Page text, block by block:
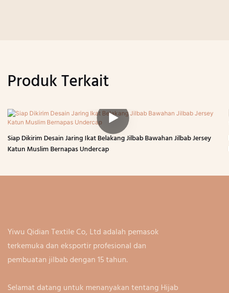
Produk Terkait
Siap Dikirim Desain Jaring Ikat Belakang Jilbab Bawahan Jilbab Jersey
Katun Muslim Bernapas Undercap
Yiwu Qidian Textile Co, Ltd adalah pemasok
terkemuka dan eksportir profesional dan
pembuatan jilbab dengan 15 tahun.
Selamat datang untuk menanyakan tentang Hijab